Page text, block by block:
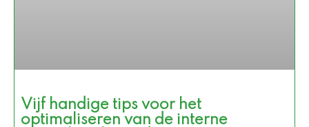
Vijf handige tips voor het
optimaliseren van de interne